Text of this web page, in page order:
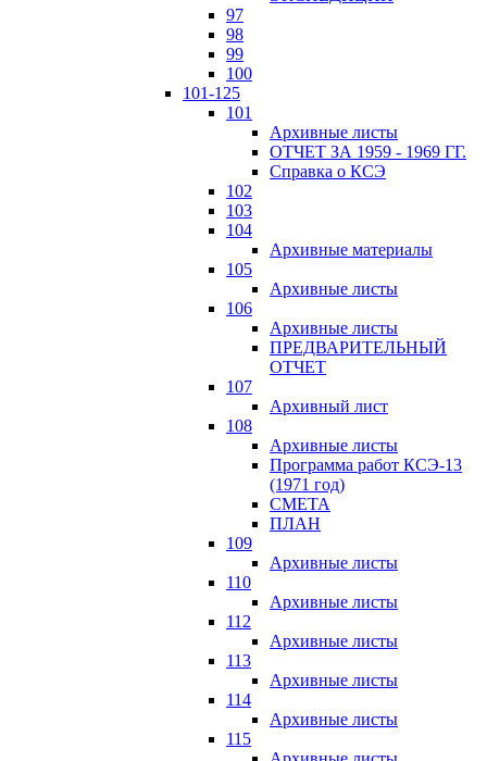
97
98
99
100
101-125
101
Архивные листы
ОТЧЕТ ЗА 1959 - 1969 ГГ.
Справка о КСЭ
102
103
104
Архивные материалы
105
Архивные листы
106
Архивные листы
ПРЕДВАРИТЕЛЬНЫЙ
ОТЧЕТ
107
Архивный лист
108
Архивные листы
Программа работ КСЭ-13
(1971 год)
СМЕTA
ПЛАН
109
Архивные листы
110
Архивные листы
112
Архивные листы
113
Архивные листы
114
Архивные листы
115